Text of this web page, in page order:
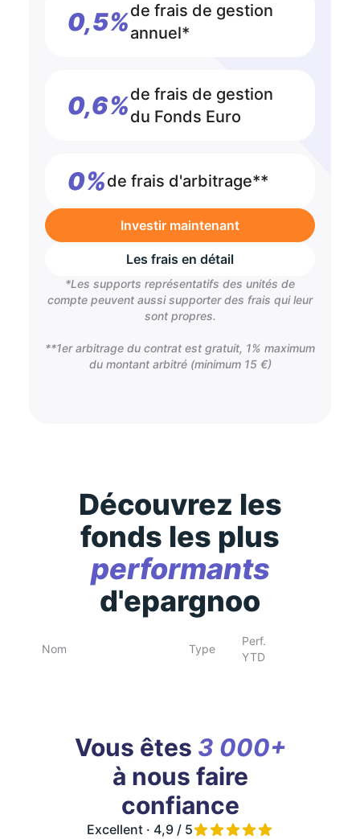
0,5%de frais de gestion
annuel*
0,6%de frais de gestion
du Fonds Euro
0%de frais d'arbitrage**
Investir maintenant
Les frais en détail
*Les supports représentatifs des unités de
compte peuvent aussi supporter des frais qui leur
sont propres.
**1er arbitrage du contrat est gratuit, 1% maximum
du montant arbitré (minimum 15 €)
Découvrez les
fonds les plus
performants
d'epargnoo
Nom Type
Perf.
YTD
Vous êtes 3 000+
à nous faire
confiance
Excellent · 4,9 / 5